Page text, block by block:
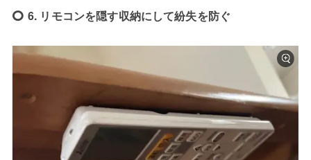
6. リモコンを隠す収納にして紛失を防ぐ